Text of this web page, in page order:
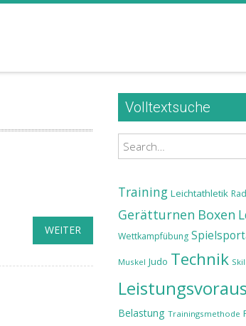
WEITER
Volltextsuche
Search
Training Leichtathletik
Gerätturnen Boxen
Wettkampfübung
Muskel Judo Technik
Belastung Trainingsmethode